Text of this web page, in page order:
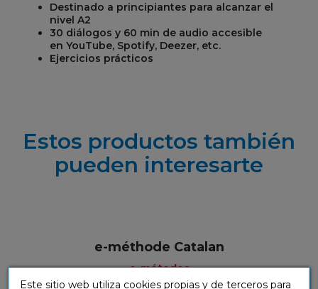
Destinado a principiantes para alcanzar el
nivel A2
30 diálogos y 60 min de audio accesible
en YouTube, Spotify, Deezer, etc.
Ejercicios prácticos
Estos productos también
pueden interesarte
e-méthode Catalan
e-métodos
Este sitio web utiliza cookies propias y de terceros para